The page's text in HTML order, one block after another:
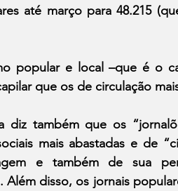
até março para 48.215
popular e local –que é o
que os de circulação
diz também que os
mais abastadas e de
e também de sua
disso, os jornais